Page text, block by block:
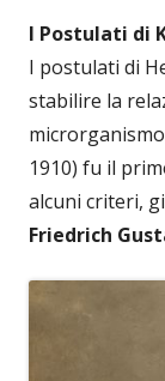
I Postulati di
I postulati di
stabilire la
1910) fu il
alcuni criteri,
Friedrich